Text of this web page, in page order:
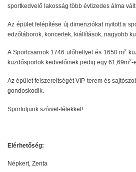
sportkedvelő lakosság több évtizedes álma vált
Az épület felépítése új dimenziókat nyitott a
edzőtáborok, koncertek, kiállítások, nagyobb
A Sportcsarnok 1746 ülőhellyel és 1650 m2
küzdősportok kedvelőinek pedig egy 61,69m2-
Az épület felszereltségét VIP terem és
gondoskodik.
Sportoljunk szívvel-lélekkel!
Elérhetőség:
Népkert, Zenta